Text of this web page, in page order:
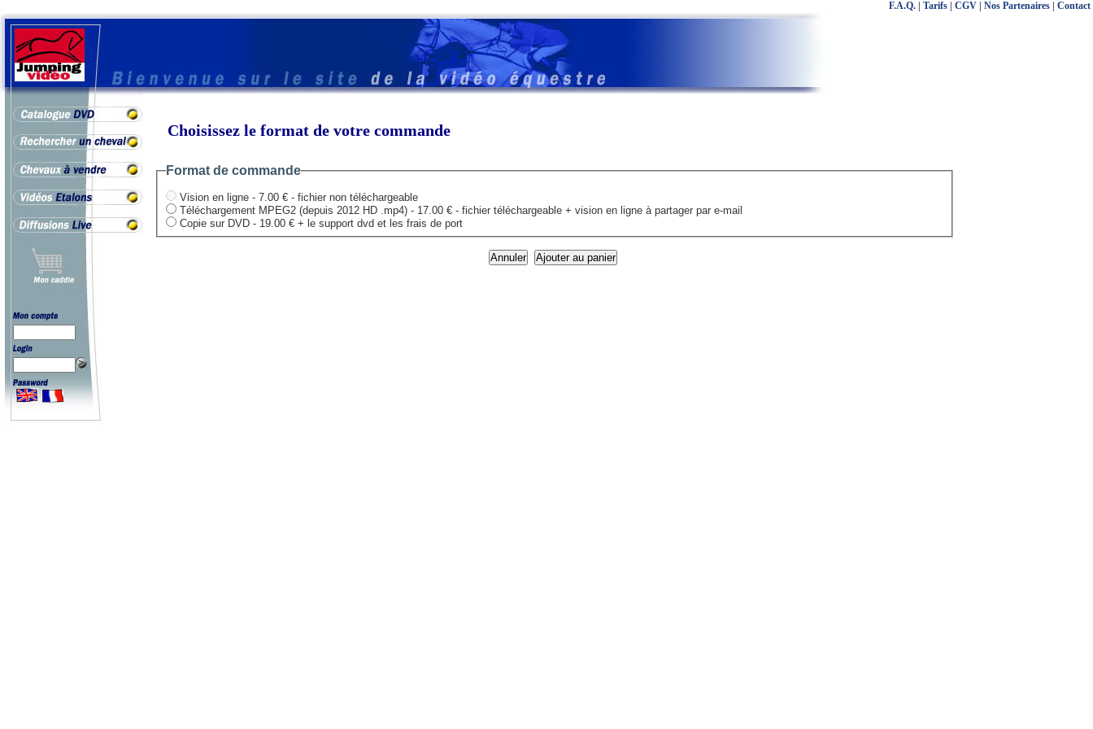
F.A.Q. Tarifs CGV Nos Partenaires Contact
Choisissez le format de votre commande
Format de commande
Vision en ligne - 7.00 € - fichier non téléchargeable
Téléchargement MPEG2 (depuis 2012 HD .mp4) - 17.00 € - fichier téléchargeable + vision en ligne à partager par e-mail
Copie sur DVD - 19.00 € + le support dvd et les frais de port